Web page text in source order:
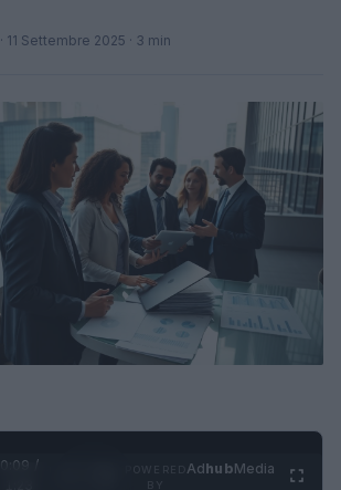
· 11 Settembre 2025 · 3 min
0:10 /
AdhubMedia